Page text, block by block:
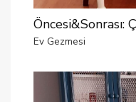
Ev Gezmesi